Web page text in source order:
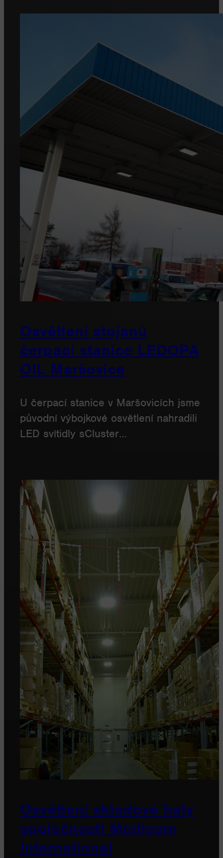
Osvětlení stojanů
čerpací stanice LEDOPA
OIL Maršovice
U čerpací stanice v Maršovicích jsme
původní výbojkové osvětlení nahradili
LED svítidly sCluster…
Osvětlení skladové haly
společnosti Medicom
International